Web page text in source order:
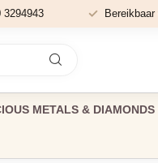
3294943
METALS & DIAMONDS